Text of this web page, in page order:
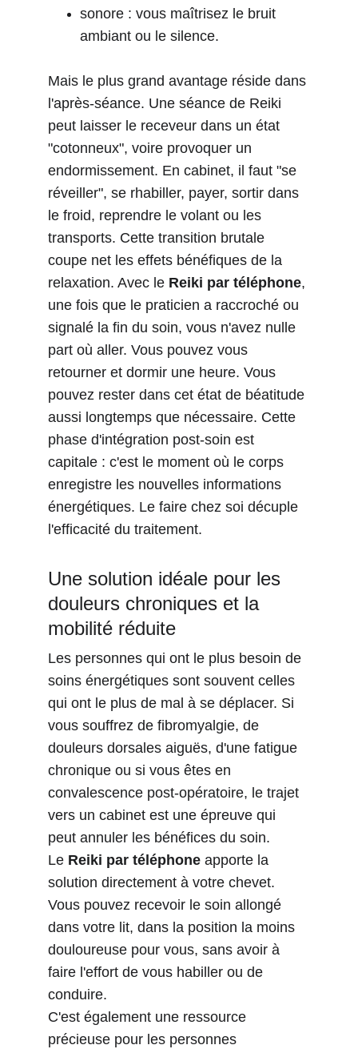
sonore : vous maîtrisez le bruit
ambiant ou le silence.
Mais le plus grand avantage réside dans
l'après-séance. Une séance de Reiki
peut laisser le receveur dans un état
"cotonneux", voire provoquer un
endormissement. En cabinet, il faut "se
réveiller", se rhabiller, payer, sortir dans
le froid, reprendre le volant ou les
transports. Cette transition brutale
coupe net les effets bénéfiques de la
relaxation. Avec le Reiki par téléphone,
une fois que le praticien a raccroché ou
signalé la fin du soin, vous n'avez nulle
part où aller. Vous pouvez vous
retourner et dormir une heure. Vous
pouvez rester dans cet état de béatitude
aussi longtemps que nécessaire. Cette
phase d'intégration post-soin est
capitale : c'est le moment où le corps
enregistre les nouvelles informations
énergétiques. Le faire chez soi décuple
l'efficacité du traitement.
Une solution idéale pour les
douleurs chroniques et la
mobilité réduite
Les personnes qui ont le plus besoin de
soins énergétiques sont souvent celles
qui ont le plus de mal à se déplacer. Si
vous souffrez de fibromyalgie, de
douleurs dorsales aiguës, d'une fatigue
chronique ou si vous êtes en
convalescence post-opératoire, le trajet
vers un cabinet est une épreuve qui
peut annuler les bénéfices du soin.
Le Reiki par téléphone apporte la
solution directement à votre chevet.
Vous pouvez recevoir le soin allongé
dans votre lit, dans la position la moins
douloureuse pour vous, sans avoir à
faire l'effort de vous habiller ou de
conduire.
C'est également une ressource
précieuse pour les personnes